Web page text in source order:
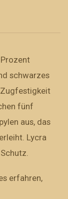
schwarzes
Zugfestigkeit
fünf
aus, das
Lycra
erfahren,